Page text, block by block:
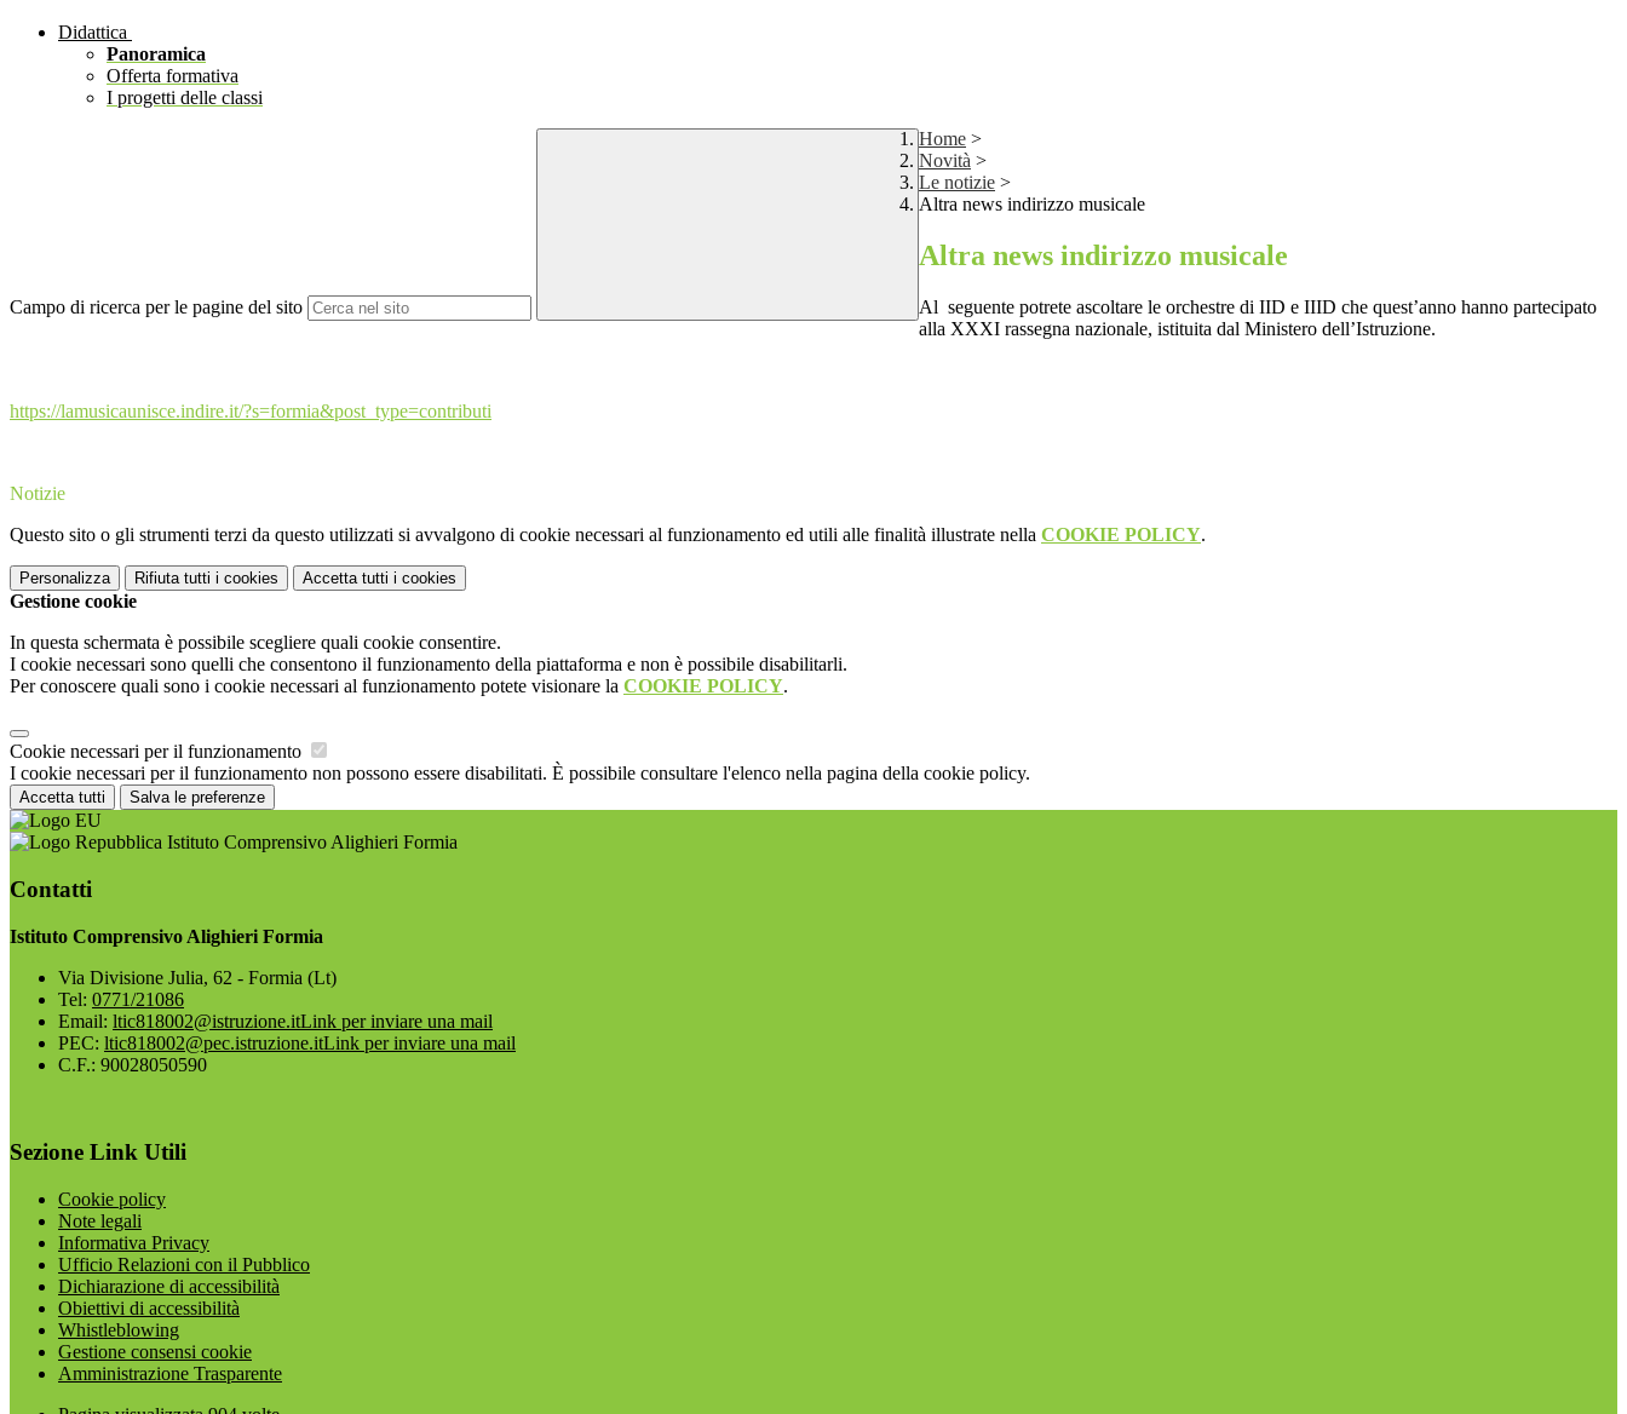
Didattica
Panoramica
Offerta formativa
I progetti delle classi
Campo di ricerca per le pagine del sito
Home >
Novità >
Le notizie >
Altra news indirizzo musicale
Altra news indirizzo musicale
Al seguente potrete ascoltare le orchestre di IID e IIID che quest’anno hanno partecipato
alla XXXI rassegna nazionale, istituita dal Ministero dell’Istruzione.
https://lamusicaunisce.indire.it/?s=formia&post_type=contributi
Notizie
Questo sito o gli strumenti terzi da questo utilizzati si avvalgono di cookie necessari al funzionamento ed utili alle finalità illustrate nella COOKIE POLICY.
Personalizza Rifiuta tutti i cookies Accetta tutti i cookies
Gestione cookie
In questa schermata è possibile scegliere quali cookie consentire.
I cookie necessari sono quelli che consentono il funzionamento della piattaforma e non è possibile disabilitarli.
Per conoscere quali sono i cookie necessari al funzionamento potete visionare la COOKIE POLICY.
Cookie necessari per il funzionamento
I cookie necessari per il funzionamento non possono essere disabilitati. È possibile consultare l'elenco nella pagina della cookie policy.
Accetta tutti Salva le preferenze
Istituto Comprensivo Alighieri Formia
Contatti
Istituto Comprensivo Alighieri Formia
Via Divisione Julia, 62 - Formia (Lt)
Tel: 0771/21086
Email: ltic818002@istruzione.itLink per inviare una mail
PEC: ltic818002@pec.istruzione.itLink per inviare una mail
C.F.: 90028050590
Sezione Link Utili
Cookie policy
Note legali
Informativa Privacy
Ufficio Relazioni con il Pubblico
Dichiarazione di accessibilità
Obiettivi di accessibilità
Whistleblowing
Gestione consensi cookie
Amministrazione Trasparente